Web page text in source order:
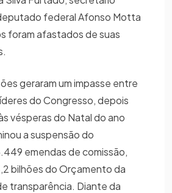
federal Afonso Motta
foram afastados de suas
geraram um impasse entre
do Congresso, depois
vésperas do Natal do ano
a suspensão do
emendas de comissão,
bilhões do Orçamento da
transparência. Diante da